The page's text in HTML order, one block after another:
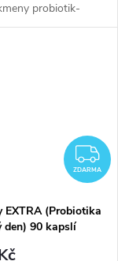
probiotik-
miliardy KTJ v
ZDARMA
EXTRA (Probiotika
den) 90 kapslí